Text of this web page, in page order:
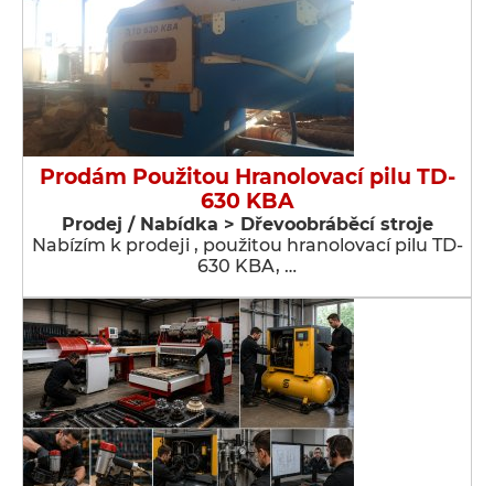
Prodám Použitou Hranolovací pilu TD-
630 KBA
Prodej / Nabídka > Dřevoobráběcí stroje
Nabízím k prodeji , použitou hranolovací pilu TD-
630 KBA, …